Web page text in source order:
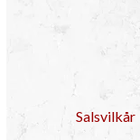
Salsvilkår